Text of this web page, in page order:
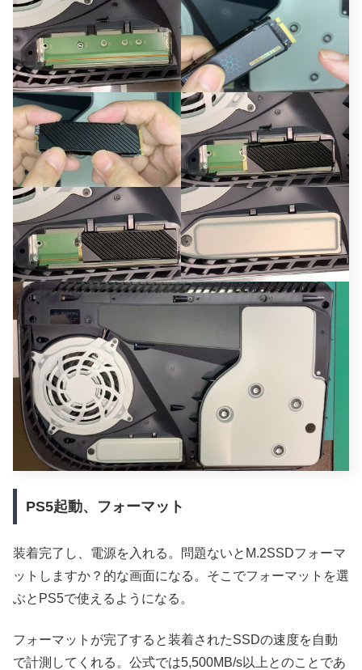
PS5起動、フォーマット
装着完了し、電源を入れる。問題ないとM.2SSDフォーマ
ットしますか？的な画面になる。そこでフォーマットを選
ぶとPS5で使えるようになる。
フォーマットが完了すると装着されたSSDの速度を自動
で計測してくれる。公式では5,500MB/s以上とのことであ